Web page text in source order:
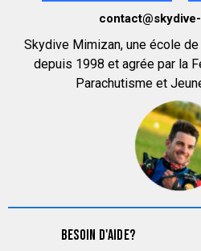
Skydive Mimizan, une école
depuis 1998 et agrée par la
Parachutisme et
BESOIN D'AIDE?